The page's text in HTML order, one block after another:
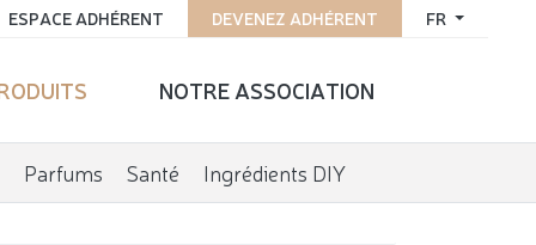
FR
DEVENEZ ADHÉRENT
ESPACE ADHÉRENT
NOTRE ASSOCIATION
Parfums Santé Ingrédients DIY